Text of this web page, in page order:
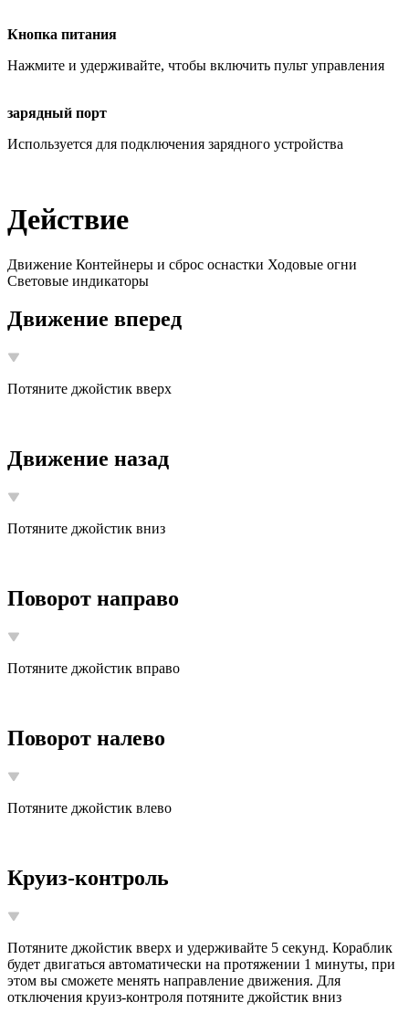
Кнопка питания
Нажмите и удерживайте, чтобы включить пульт управления
зарядный порт
Используется для подключения зарядного устройства
Действие
Движение Контейнеры и сброс оснастки Ходовые огни
Световые индикаторы
Движение вперед
Потяните джойстик вверх
Движение назад
Потяните джойстик вниз
Поворот направо
Потяните джойстик вправо
Поворот налево
Потяните джойстик влево
Круиз-контроль
Потяните джойстик вверх и удерживайте 5 секунд. Кораблик
будет двигаться автоматически на протяжении 1 минуты, при
этом вы сможете менять направление движения. Для
отключения круиз-контроля потяните джойстик вниз